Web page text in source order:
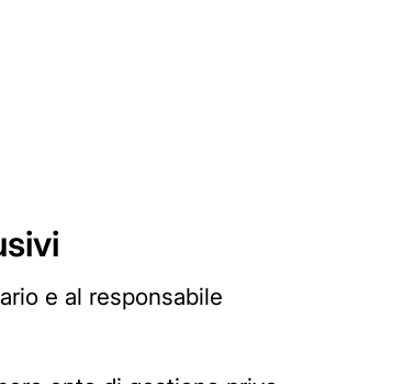
e al responsabile